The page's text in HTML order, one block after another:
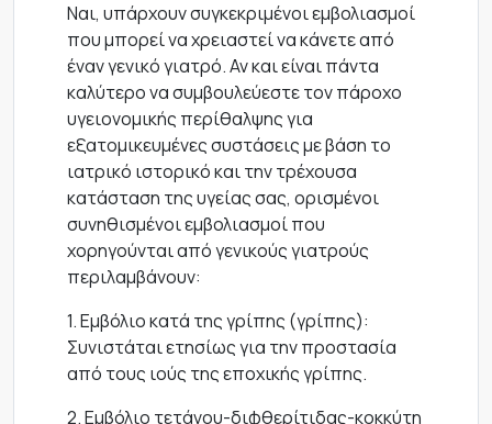
Ναι, υπάρχουν συγκεκριμένοι εμβολιασμοί
που μπορεί να χρειαστεί να κάνετε από
έναν γενικό γιατρό. Αν και είναι πάντα
καλύτερο να συμβουλεύεστε τον πάροχο
υγειονομικής περίθαλψης για
εξατομικευμένες συστάσεις με βάση το
ιατρικό ιστορικό και την τρέχουσα
κατάσταση της υγείας σας, ορισμένοι
συνηθισμένοι εμβολιασμοί που
χορηγούνται από γενικούς γιατρούς
περιλαμβάνουν:
1. Εμβόλιο κατά της γρίπης (γρίπης):
Συνιστάται ετησίως για την προστασία
από τους ιούς της εποχικής γρίπης.
2. Εμβόλιο τετάνου-διφθερίτιδας-κοκκύτη